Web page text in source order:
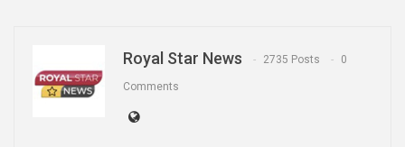
Royal Star News 2735 Posts 0
Comments